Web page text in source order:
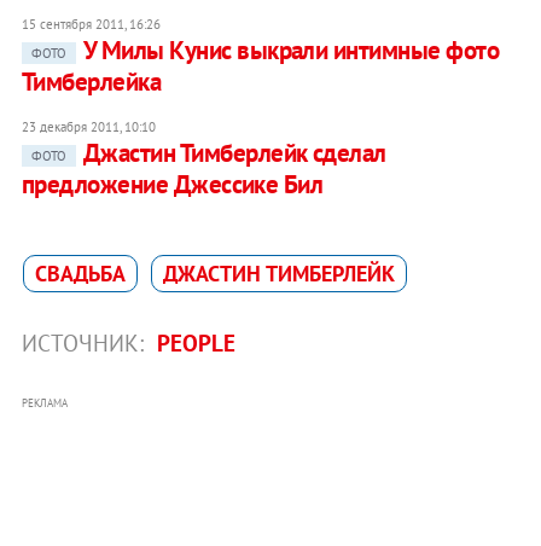
15 сентября 2011, 16:26
ФОТО
У Милы Кунис выкрали интимные фото
Тимберлейка
23 декабря 2011, 10:10
ФОТО
Джастин Тимберлейк сделал
предложение Джессике Бил
СВАДЬБА ДЖАСТИН ТИМБЕРЛЕЙК
ИСТОЧНИК: PEOPLE
РЕКЛАМА